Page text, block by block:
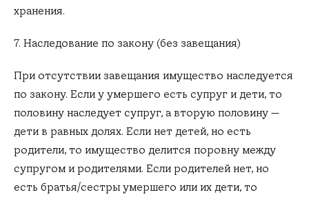
хранения.
7. Наследование по закону (без завещания)
При отсутствии завещания имущество наследуется
по закону. Если у умершего есть супруг и дети, то
половину наследует супруг, а вторую половину —
дети в равных долях. Если нет детей, но есть
родители, то имущество делится поровну между
супругом и родителями. Если родителей нет, но
есть братья/сестры умершего или их дети, то